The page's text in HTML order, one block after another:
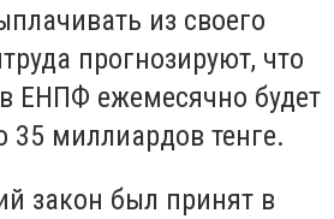
из своего
прогнозируют, что
ЕНПФ ежемесячно будет
35 миллиардов тенге.
закон был принят в